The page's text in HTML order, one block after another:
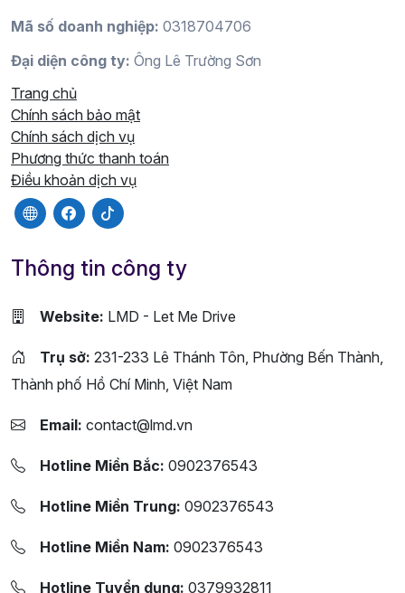
Mã số doanh nghiệp: 0318704706
Đại diện công ty: Ông Lê Trường Sơn
Trang chủ
Chính sách bảo mật
Chính sách dịch vụ
Phương thức thanh toán
Điều khoản dịch vụ
Thông tin công ty
Website: LMD - Let Me Drive
Trụ sở: 231-233 Lê Thánh Tôn, Phường Bến Thành,
Thành phố Hồ Chí Minh, Việt Nam
Email: contact@lmd.vn
Hotline Miền Bắc: 0902376543
Hotline Miền Trung: 0902376543
Hotline Miền Nam: 0902376543
Hotline Tuyển dụng: 0379932811